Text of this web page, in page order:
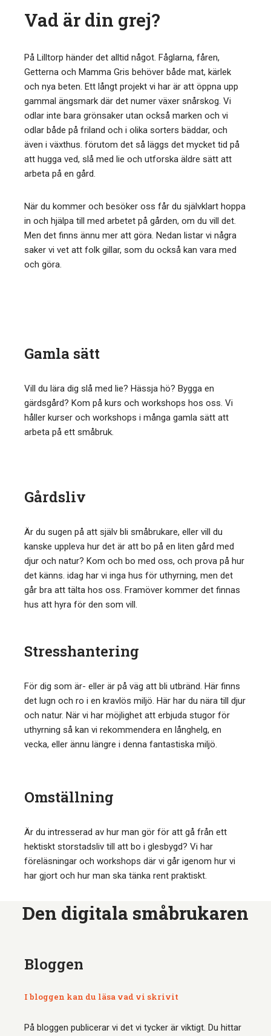
Vad är din grej?
På Lilltorp händer det alltid något. Fåglarna, fåren,
Getterna och Mamma Gris behöver både mat, kärlek
och nya beten. Ett långt projekt vi har är att öppna upp
gammal ängsmark där det numer växer snårskog. Vi
odlar inte bara grönsaker utan också marken och vi
odlar både på friland och i olika sorters bäddar, och
även i växthus. förutom det så läggs det mycket tid på
att hugga ved, slå med lie och utforska äldre sätt att
arbeta på en gård.
När du kommer och besöker oss får du självklart hoppa
in och hjälpa till med arbetet på gården, om du vill det.
Men det finns ännu mer att göra. Nedan listar vi några
saker vi vet att folk gillar, som du också kan vara med
och göra.
Gamla sätt
Vill du lära dig slå med lie? Hässja hö? Bygga en
gärdsgård? Kom på kurs och workshops hos oss. Vi
håller kurser och workshops i många gamla sätt att
arbeta på ett småbruk.
Gårdsliv
Är du sugen på att själv bli småbrukare, eller vill du
kanske uppleva hur det är att bo på en liten gård med
djur och natur? Kom och bo med oss, och prova på hur
det känns. idag har vi inga hus för uthyrning, men det
går bra att tälta hos oss. Framöver kommer det finnas
hus att hyra för den som vill.
Stresshantering
För dig som är- eller är på väg att bli utbränd. Här finns
det lugn och ro i en kravlös miljö. Här har du nära till djur
och natur. När vi har möjlighet att erbjuda stugor för
uthyrning så kan vi rekommendera en långhelg, en
vecka, eller ännu längre i denna fantastiska miljö.
Omställning
Är du intresserad av hur man gör för att gå från ett
hektiskt storstadsliv till att bo i glesbygd? Vi har
föreläsningar och workshops där vi går igenom hur vi
har gjort och hur man ska tänka rent praktiskt.
Den digitala småbrukaren
Bloggen
I bloggen kan du läsa vad vi skrivit
På bloggen publicerar vi det vi tycker är viktigt. Du hittar